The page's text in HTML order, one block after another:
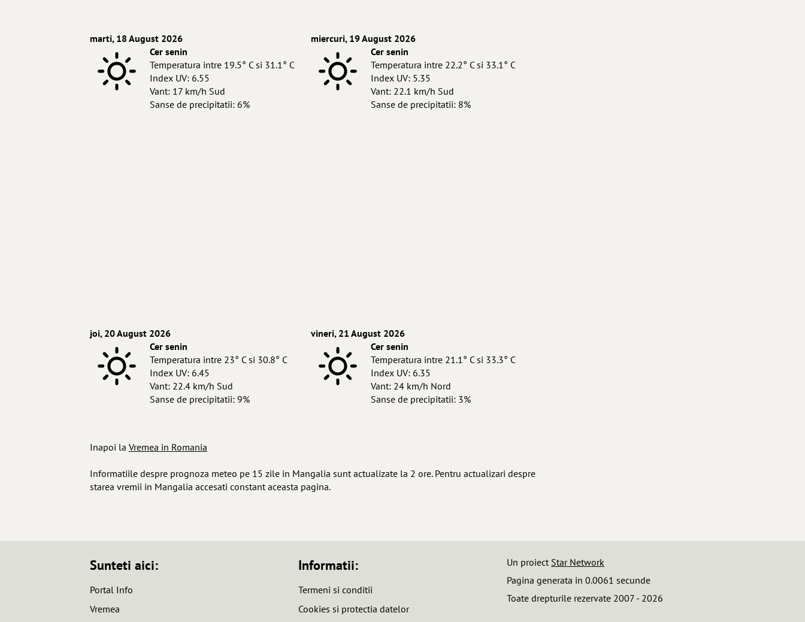
marti, 18 August 2026
Cer senin
Temperatura intre 19.5° C si 31.1° C
Index UV: 6.55
Vant: 17 km/h Sud
Sanse de precipitatii: 6%
miercuri, 19 August 2026
Cer senin
Temperatura intre 22.2° C si 33.1° C
Index UV: 5.35
Vant: 22.1 km/h Sud
Sanse de precipitatii: 8%
joi, 20 August 2026
Cer senin
Temperatura intre 23° C si 30.8° C
Index UV: 6.45
Vant: 22.4 km/h Sud
Sanse de precipitatii: 9%
vineri, 21 August 2026
Cer senin
Temperatura intre 21.1° C si 33.3° C
Index UV: 6.35
Vant: 24 km/h Nord
Sanse de precipitatii: 3%
Inapoi la Vremea in Romania
Informatiile despre prognoza meteo pe 15 zile in Mangalia sunt actualizate la 2 ore. Pentru actualizari despre
starea vremii in Mangalia accesati constant aceasta pagina.
Sunteti aici:
Portal Info
Vremea
Informatii:
Termeni si conditii
Cookies si protectia datelor
Un proiect Star Network
Pagina generata in 0.0061 secunde
Toate drepturile rezervate 2007 - 2026